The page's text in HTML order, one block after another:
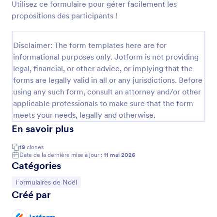
Utilisez ce formulaire pour gérer facilement les
propositions des participants !
Disclaimer: The form templates here are for
informational purposes only. Jotform is not providing
legal, financial, or other advice, or implying that the
forms are legally valid in all or any jurisdictions. Before
using any such form, consult an attorney and/or other
applicable professionals to make sure that the form
meets your needs, legally and otherwise.
En savoir plus
19 clones
Date de la dernière mise à jour : 11 mai 2026
Catégories
Accéder à la catégorie :
Formulaires de Noël
Créé par
Formulaire de réservation pour le réveillon de Noël
contient des champs qui renseignement sur le nom,
confirmation de participation. Il utilise le widget de
Liste Paramétrable qui permet à la personne invitée
d’enregistrer les personnes qui l’accompagneront.
Ce widget est utile si vous ne savez pas combien de
personnes accompagnent l’invité car il lui permet
d’ajouter des champs identiques dynamiquement.
Ce modèle de formulaire utilise aussi l’élément
Paragraphe pour afficher le contenu statique et le
texte, il est le plus souvent utilisé pour apporter des
informations importantes ou des instructions. Vous
pouvez insérer plus d’images ou personnaliser la
formulaire.
Prévisualiser